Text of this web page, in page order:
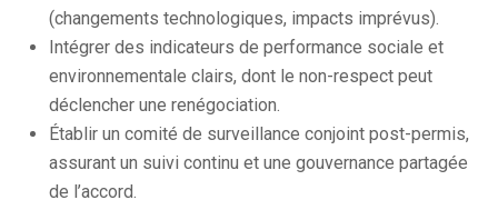
(changements technologiques, impacts imprévus).
Intégrer des indicateurs de performance sociale et
environnementale clairs, dont le non-respect peut
déclencher une renégociation.
Établir un comité de surveillance conjoint post-permis,
assurant un suivi continu et une gouvernance partagée
de l’accord.